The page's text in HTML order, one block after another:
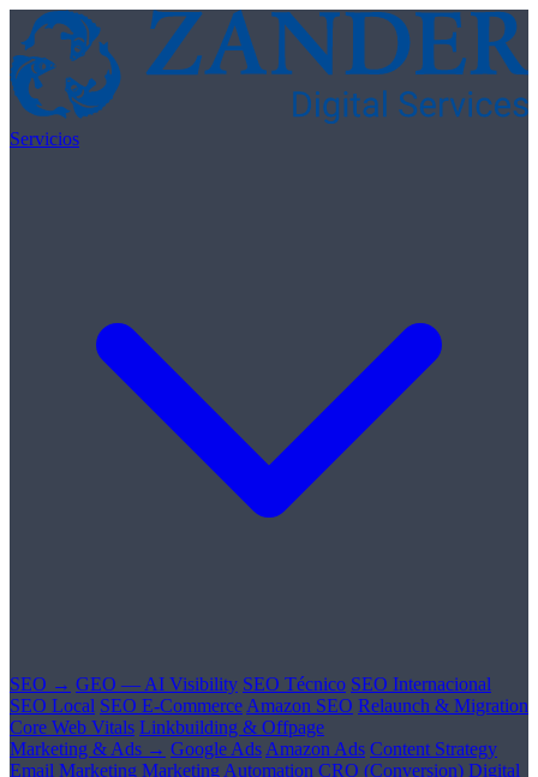
Skip to content
Servicios
SEO → GEO — AI Visibility SEO Técnico SEO Internacional
SEO Local SEO E-Commerce Amazon SEO Relaunch & Migration
Core Web Vitals Linkbuilding & Offpage
Marketing & Ads → Google Ads Amazon Ads Content Strategy
Email Marketing Marketing Automation CRO (Conversion) Digital